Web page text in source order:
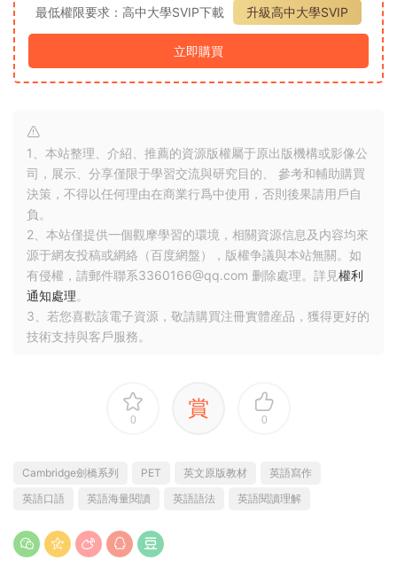
最低權限要求：高中大學SVIP下載
升級高中大學SVIP
立即購買
1、本站整理、介紹、推薦的資源版權屬于原出版機構或影像公
司，展示、分享僅限于學習交流與研究目的、 參考和輔助購買
決策，不得以任何理由在商業行爲中使用，否則後果請用戶自
負。
2、本站僅提供一個觀摩學習的環境，相關資源信息及内容均來
源于網友投稿或網絡（百度網盤），版權争議與本站無關。如
有侵權，請郵件聯系3360166@qq.com 删除處理。詳見權利
通知處理。
3、若您喜歡該電子資源，敬請購買注冊實體産品，獲得更好的
技術支持與客戶服務。
0 賞 0
Cambridge劍橋系列 PET 英文原版教材
英語寫作
英語口語
英語海量閱讀 英語語法 英語閱讀理解